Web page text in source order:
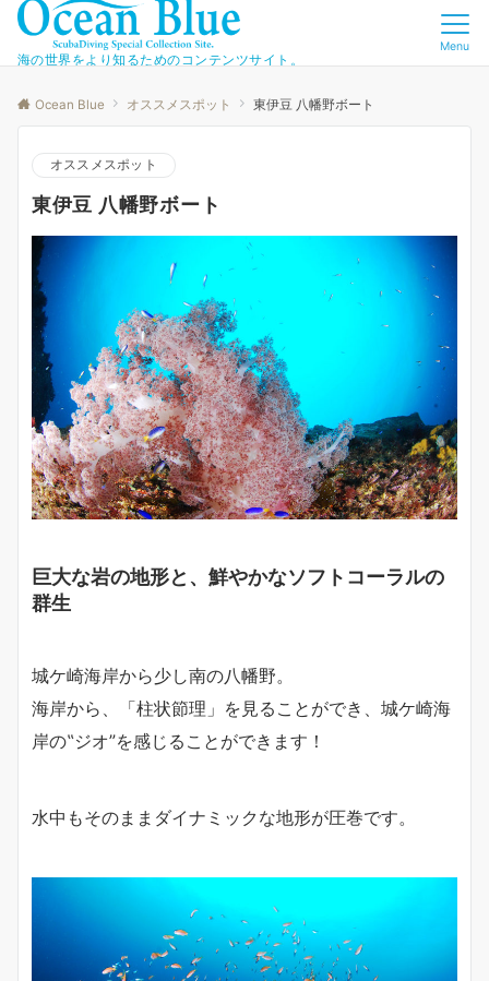
海の世界をより知るためのコンテンツサイト。
Menu
Ocean Blue オススメスポット 東伊豆 八幡野ボート
オススメスポット
東伊豆 八幡野ボート
巨大な岩の地形と、鮮やかなソフトコーラルの
群生
城ケ崎海岸から少し南の八幡野。
海岸から、「柱状節理」を見ることができ、城ケ崎海
岸の‟ジオ”を感じることができます！
水中もそのままダイナミックな地形が圧巻です。